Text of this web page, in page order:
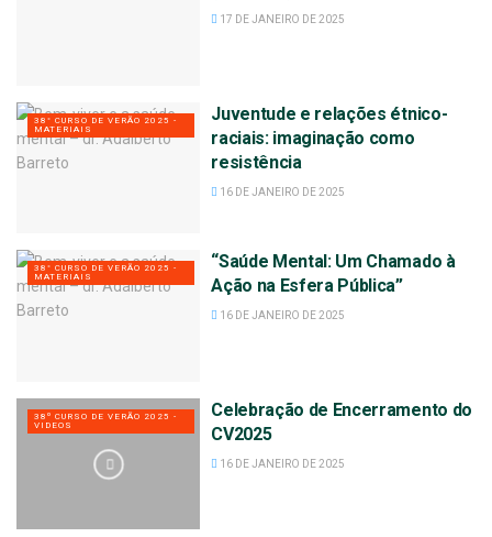
17 DE JANEIRO DE 2025
38° CURSO DE VERÃO 2025 -
MATERIAIS
Juventude e relações étnico-
raciais: imaginação como
resistência
16 DE JANEIRO DE 2025
38° CURSO DE VERÃO 2025 -
MATERIAIS
“Saúde Mental: Um Chamado à
Ação na Esfera Pública”
16 DE JANEIRO DE 2025
38º CURSO DE VERÃO 2025 -
VIDEOS
Celebração de Encerramento do
CV2025
16 DE JANEIRO DE 2025